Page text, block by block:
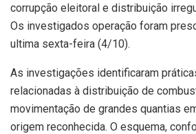
corrupção eleitoral e distribuição
Os investigados operação foram
ultima sexta-feira (4/10).
As investigações identificaram
relacionadas à distribuição de
movimentação de grandes quantias
origem reconhecida. O esquema,